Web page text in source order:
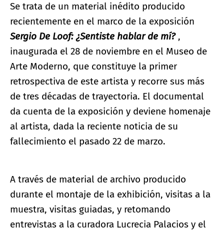
Se trata de un material inédito producido
recientemente en el marco de la exposición
Sergio De Loof: ¿Sentiste hablar de mí?,
inaugurada el 28 de noviembre en el Museo de
Arte Moderno, que constituye la primer
retrospectiva de este artista y recorre sus más
de tres décadas de trayectoria. El documental
da cuenta de la exposición y deviene homenaje
al artista, dada la reciente noticia de su
fallecimiento el pasado 22 de marzo.
A través de material de archivo producido
durante el montaje de la exhibición, visitas a la
muestra, visitas guiadas, y retomando
entrevistas a la curadora Lucrecia Palacios y el